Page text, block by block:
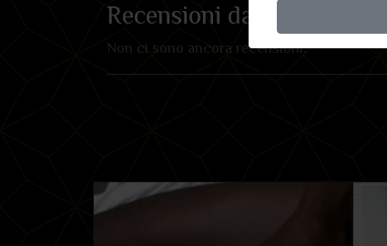
Recensioni dai nostri utenti
Non ci sono ancora recensioni.